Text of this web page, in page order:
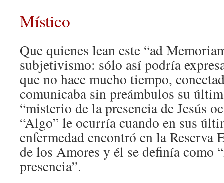
Místico
Que quienes lean este “ad
subjetivismo: sólo así podría
que no hace mucho tiempo,
comunicaba sin preámbulos su
“misterio de la presencia de Jesús
“Algo” le ocurría cuando en sus
enfermedad encontró en la Reserva
de los Amores y él se definía como
presencia”.